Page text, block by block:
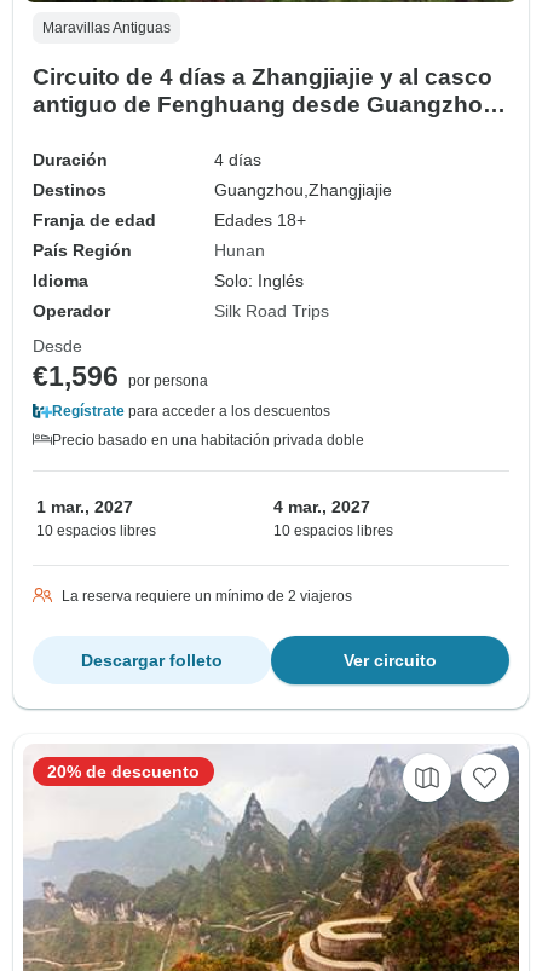
Maravillas Antiguas
Circuito de 4 días a Zhangjiajie y al casco
antiguo de Fenghuang desde Guangzhou
Duración
4 días
Destinos
Guangzhou,Zhangjiajie
Franja de edad
Edades 18+
País Región
Hunan
Idioma
Solo: Inglés
Operador
Silk Road Trips
Desde
€1,596
por persona
Regístrate para acceder a los descuentos
Precio basado en una habitación privada doble
1 mar., 2027
10 espacios libres
4 mar., 2027
10 espacios libres
La reserva requiere un mínimo de 2 viajeros
Ver circuito
Descargar folleto
20% de descuento